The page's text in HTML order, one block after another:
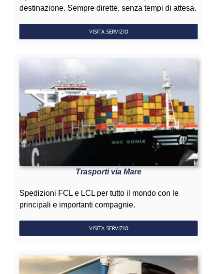
destinazione. Sempre dirette, senza tempi di attesa.
VISITA SERVIZIO
Trasporti via Mare
Spedizioni FCL e LCL per tutto il mondo con le
principali e importanti compagnie.
VISITA SERVIZIO